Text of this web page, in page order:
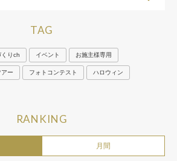
TAG
りch イベント お施主様専用
ー フォトコンテスト ハロウィン
RANKING
月間